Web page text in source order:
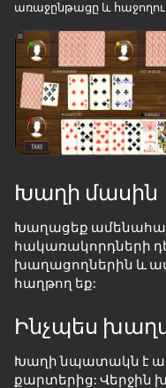
Խաղը
My Resale. Cases and sales
Zomblox
առաջընթացը և
Խաղի մասին
Խաղացեք
հակառակորդների
խաղացողներին և
հաղթող եք:
Ինչպես
Խաղի նպատակն է
քարտերից: Վերջին